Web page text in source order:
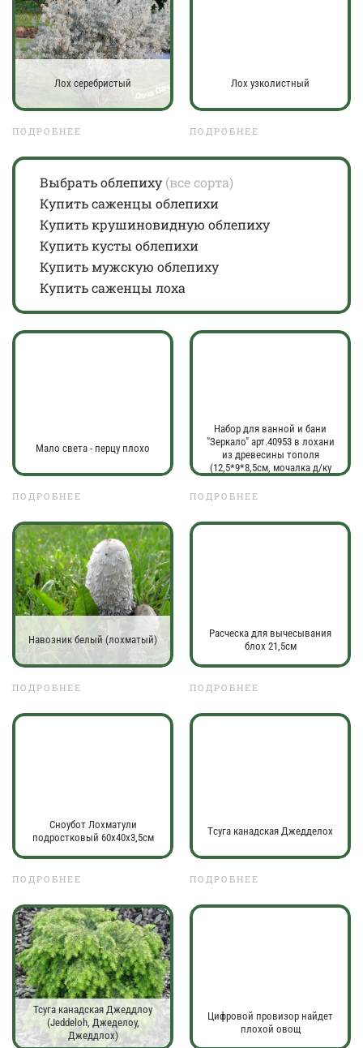
Лох серебристый
ПОДРОБНЕЕ
Лох узколистный
ПОДРОБНЕЕ
Выбрать облепиху (все сорта)
Купить саженцы облепихи
Купить крушиновидную облепиху
Купить кусты облепихи
Купить мужскую облепиху
Купить саженцы лоха
Мало света - перцу плохо
ПОДРОБНЕЕ
Набор для ванной и бани
"Зеркало" арт.40953 в лохани
из древесины тополя
(12,5*9*8,5см, мочалка д/ку
ПОДРОБНЕЕ
Навозник белый (лохматый)
ПОДРОБНЕЕ
Расческа для вычесывания
блох 21,5см
ПОДРОБНЕЕ
Сноубот Лохматули
подростковый 60х40х3,5см
ПОДРОБНЕЕ
Тcуга канадская Джедделох
ПОДРОБНЕЕ
Тсуга канадская Джеддлоу
(Jeddeloh, Джеделоу,
Джеддлох)
Цифровой провизор найдет
плохой овощ